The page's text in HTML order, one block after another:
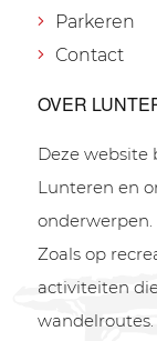
Parkeren
Contact
OVER
Deze
Lunteren en
onderwerpen.
Zoals op
activiteiten